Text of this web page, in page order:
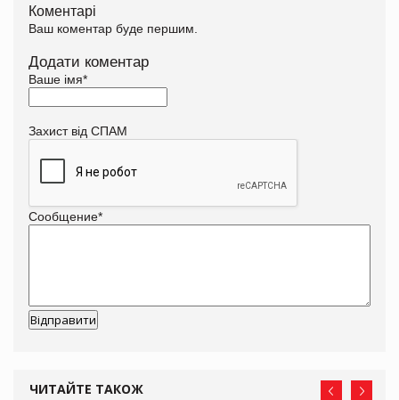
Коментарі
Ваш коментар буде першим.
Додати коментар
Ваше імя*
Захист від СПАМ
Сообщение*
ЧИТАЙТЕ ТАКОЖ